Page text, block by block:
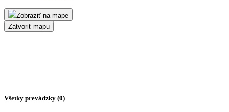
Zobraziť na mape
Zatvoriť mapu
Všetky prevádzky (0)